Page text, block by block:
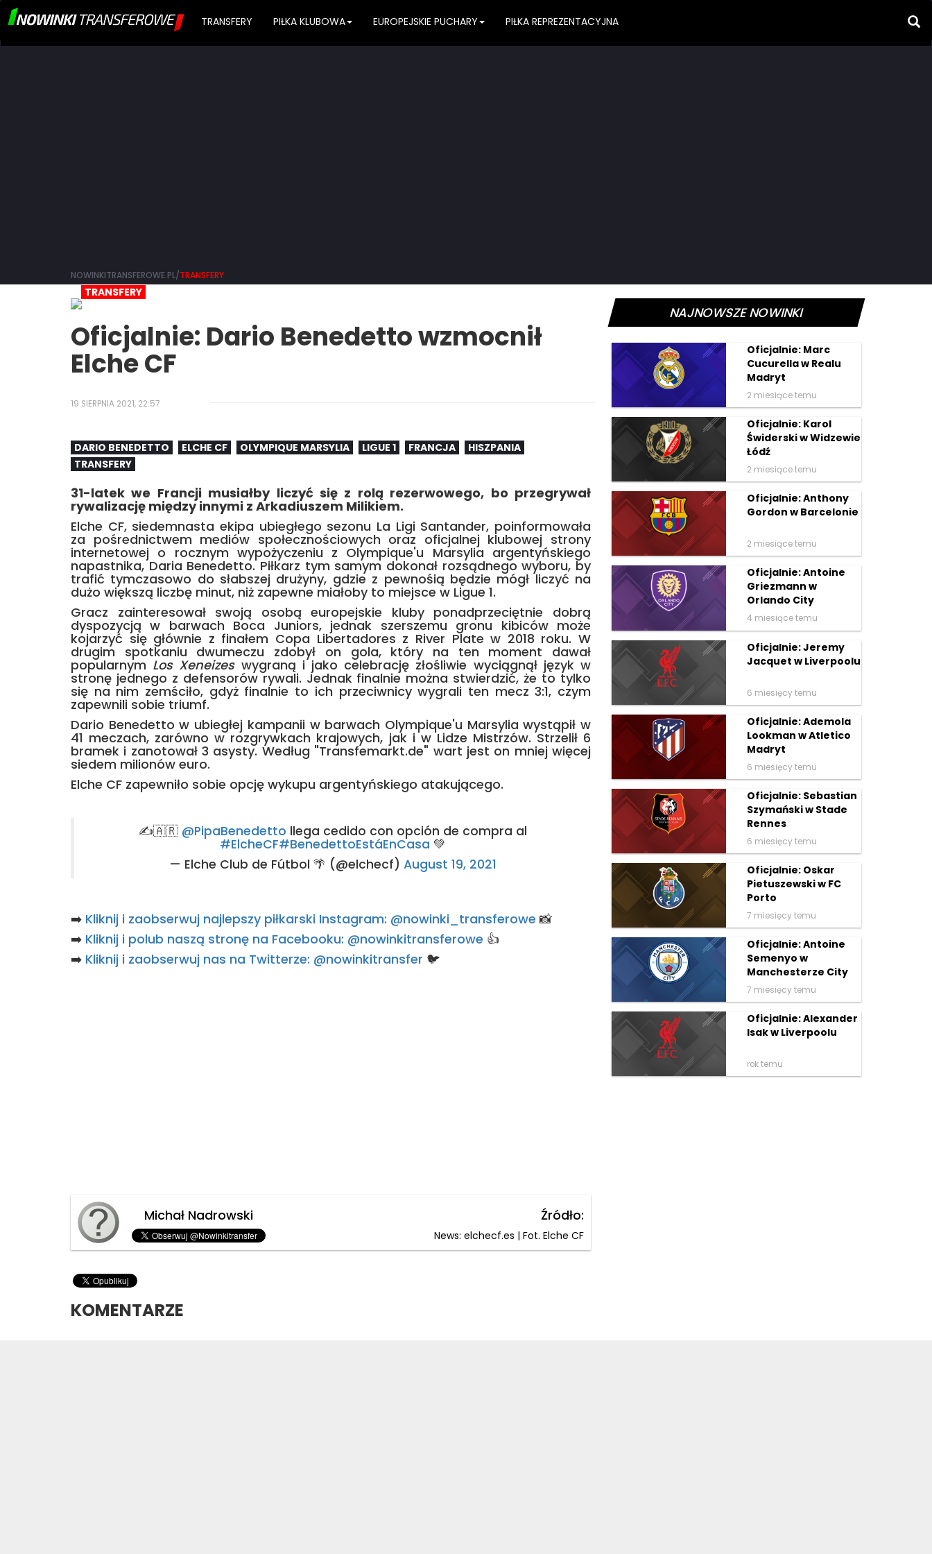
TRANSFERY PIŁKA KLUBOWA EUROPEJSKIE PUCHARY PIŁKA REPREZENTACYJNA
NOWINKITRANSFEROWE.PL/TRANSFERY
TRANSFERY
Oficjalnie: Dario Benedetto wzmocnił
Elche CF
19 SIERPNIA 2021, 22:57
DARIO BENEDETTO ELCHE CF OLYMPIQUE MARSYLIA LIGUE 1 FRANCJA
HISZPANIA
TRANSFERY
31-latek we Francji musiałby liczyć się z rolą rezerwowego, bo przegrywał
rywalizację między innymi z Arkadiuszem Milikiem.
Elche CF, siedemnasta ekipa ubiegłego sezonu La Ligi Santander, poinformowała
za pośrednictwem mediów społecznościowych oraz oficjalnej klubowej strony
internetowej o rocznym wypożyczeniu z Olympique'u Marsylia argentyńskiego
napastnika, Daria Benedetto. Piłkarz tym samym dokonał rozsądnego wyboru, by
trafić tymczasowo do słabszej drużyny, gdzie z pewnośią będzie mógł liczyć na
dużo większą liczbę minut, niż zapewne miałoby to miejsce w Ligue 1.
Gracz zainteresował swoją osobą europejskie kluby ponadprzeciętnie dobrą
dyspozycją w barwach Boca Juniors, jednak szerszemu gronu kibiców może
kojarzyć się głównie z finałem Copa Libertadores z River Plate w 2018 roku. W
drugim spotkaniu dwumeczu zdobył on gola, który na ten moment dawał
popularnym Los Xeneizeswygraną i jako celebrację złośliwie wyciągnął język w
stronę jednego z defensorów rywali. Jednak finalnie można stwierdzić, że to tylko
się na nim zemściło, gdyż finalnie to ich przeciwnicy wygrali ten mecz 3:1, czym
zapewnili sobie triumf.
Dario Benedetto w ubiegłej kampanii w barwach Olympique'u Marsylia wystąpił w
41 meczach, zarówno w rozgrywkach krajowych, jak i w Lidze Mistrzów. Strzelił 6
bramek i zanotował 3 asysty. Według "Transfemarkt.de" wart jest on mniej więcej
siedem milionów euro.
Elche CF zapewniło sobie opcję wykupu argentyńskiego atakującego.
✍️🇦🇷 @PipaBenedetto llega cedido con opción de compra al
#ElcheCF#BenedettoEstáEnCasa 💚
— Elche Club de Fútbol 🌴 (@elchecf) August 19, 2021
➡️ Kliknij i zaobserwuj najlepszy piłkarski Instagram: @nowinki_transferowe 📸
➡️ Kliknij i polub naszą stronę na Facebooku: @nowinkitransferowe 👍
➡️ Kliknij i zaobserwuj nas na Twitterze: @nowinkitransfer 🐦
Michał Nadrowski Źródło:
News: elchecf.es | Fot. Elche CF
KOMENTARZE
NAJNOWSZE NOWINKI
Oficjalnie: Marc
Cucurella w Realu
Madryt
2 miesiące temu
Oficjalnie: Karol
Świderski w Widzewie
Łódź
2 miesiące temu
Oficjalnie: Anthony
Gordon w Barcelonie
2 miesiące temu
Oficjalnie: Antoine
Griezmann w
Orlando City
4 miesiące temu
Oficjalnie: Jeremy
Jacquet w Liverpoolu
6 miesięcy temu
Oficjalnie: Ademola
Lookman w Atletico
Madryt
6 miesięcy temu
Oficjalnie: Sebastian
Szymański w Stade
Rennes
6 miesięcy temu
Oficjalnie: Oskar
Pietuszewski w FC
Porto
7 miesięcy temu
Oficjalnie: Antoine
Semenyo w
Manchesterze City
7 miesięcy temu
Oficjalnie: Alexander
Isak w Liverpoolu
rok temu